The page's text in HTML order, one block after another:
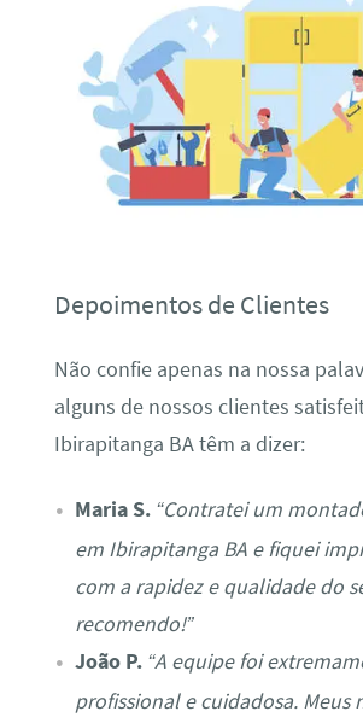
Depoimentos de Clientes
Não confie apenas na nossa
alguns de nossos clientes
Ibirapitanga BA têm a dizer:
Maria S. “Contratei um
em Ibirapitanga BA e fiquei
com a rapidez e qualidade do
recomendo!”
João P. “A equipe foi
profissional e cuidadosa. Meus